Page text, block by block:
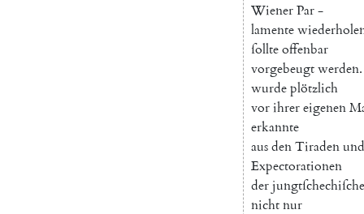
WienerPar-
lamente
ſollteoffenbar
vorgebeugtwerden.
wurdeplötzlich
vorihrereigenen
erkannte
ausdenTiradenund
Expectorationen
der
nichtnur